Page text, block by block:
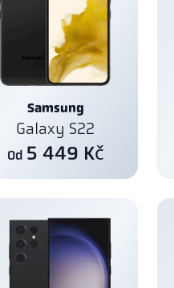
Samsung
Galaxy S22
Od 5 449 Kč